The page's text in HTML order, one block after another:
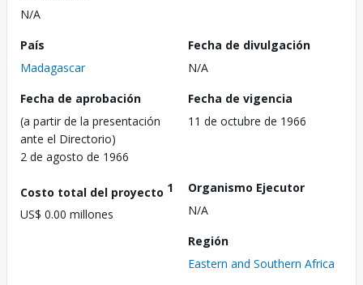
N/A
País
Madagascar
Fecha de divulgación
N/A
Fecha de aprobación
(a partir de la presentación
ante el Directorio)
2 de agosto de 1966
Fecha de vigencia
11 de octubre de 1966
Costo total del proyecto 1
US$ 0.00 millones
Organismo Ejecutor
N/A
Región
Eastern and Southern Africa